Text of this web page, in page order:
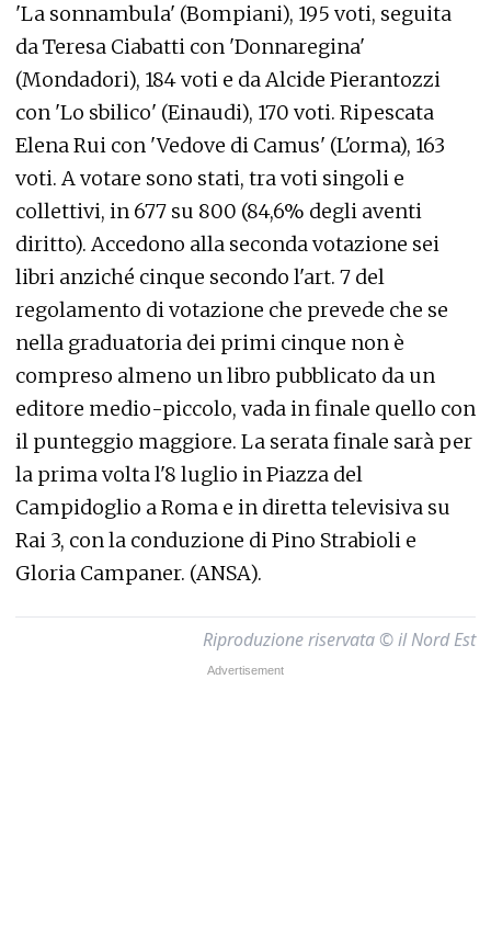
'La sonnambula' (Bompiani), 195 voti, seguita
da Teresa Ciabatti con 'Donnaregina'
(Mondadori), 184 voti e da Alcide Pierantozzi
con 'Lo sbilico' (Einaudi), 170 voti. Ripescata
Elena Rui con 'Vedove di Camus' (L'orma), 163
voti. A votare sono stati, tra voti singoli e
collettivi, in 677 su 800 (84,6% degli aventi
diritto). Accedono alla seconda votazione sei
libri anziché cinque secondo l'art. 7 del
regolamento di votazione che prevede che se
nella graduatoria dei primi cinque non è
compreso almeno un libro pubblicato da un
editore medio-piccolo, vada in finale quello con
il punteggio maggiore. La serata finale sarà per
la prima volta l'8 luglio in Piazza del
Campidoglio a Roma e in diretta televisiva su
Rai 3, con la conduzione di Pino Strabioli e
Gloria Campaner. (ANSA).
Riproduzione riservata © il Nord Est